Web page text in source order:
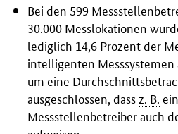
Bei den 599
30.000 Messlokationen
lediglich 14,6 Prozent der
intelligenten Messsystemen
um eine
ausgeschlossen, dass z. B.
Messstellenbetreiber auch